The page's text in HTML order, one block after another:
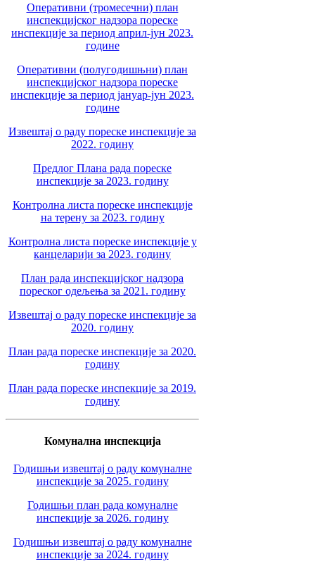
Оперативни (тромесечни) план
инспекцијског надзора пореске
инспекције за период април-јун 2023.
године
Оперативни (полугодишњни) план
инспекцијског надзора пореске
инспекције за период јануар-јун 2023.
године
Извештај о раду пореске инспекције за
2022. годину
Предлог Плана рада пореске
инспекције за 2023. годину
Контролна листа пореске инспекције
на терену за 2023. годину
Контролна листа пореске инспекције у
канцеларији за 2023. годину
План рада инспекцијског надзора
пореског одељења за 2021. годину
Извештај о раду пореске инспекције за
2020. годину
План рада пореске инспекције за 2020.
годину
План рада пореске инспекције за 2019.
годину
Комунална инспекција
Годишњи извештај о раду комуналне
инспекције за 2025. годину
Годишњи план рада комуналне
инспекције за 2026. годину
Годишњи извештај о раду комуналне
инспекције за 2024. годину